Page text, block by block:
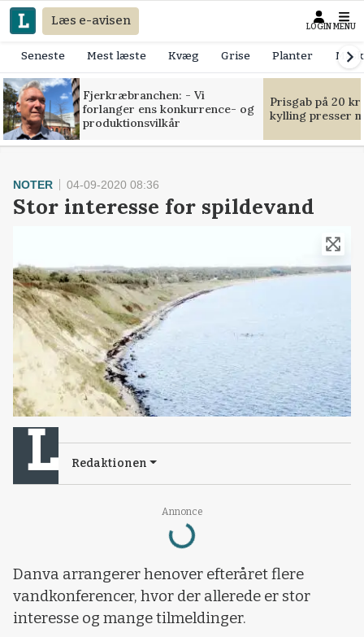
Læs e-avisen LOGIN MENU
Seneste Mest læste Kvæg Grise Planter
Fjerkræbranchen: - Vi
forlanger ens konkurrence- og
produktionsvilkår
Prisgab på 20
kylling presser
Annonce
Loading...
NOTER 04-09-2020 08:36
Stor interesse for spildevand
Redaktionen
Danva arrangerer henover efteråret flere
vandkonferencer, hvor der allerede er stor
interesse og mange tilmeldinger.